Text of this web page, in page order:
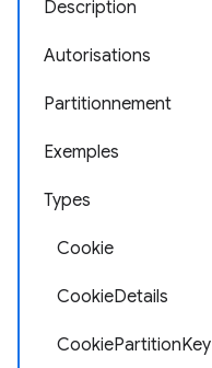
Description
Autorisations
Partitionnement
Exemples
Types
Cookie
CookieDetails
CookiePartitionKey